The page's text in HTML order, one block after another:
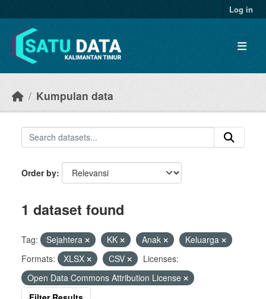
Log in
Kumpulan data
Order by
1 dataset found
Tag: Sejahtera KK Anak
Keluarga
Formats:
XLSX CSV
Licenses:
Open Data Commons Attribution License